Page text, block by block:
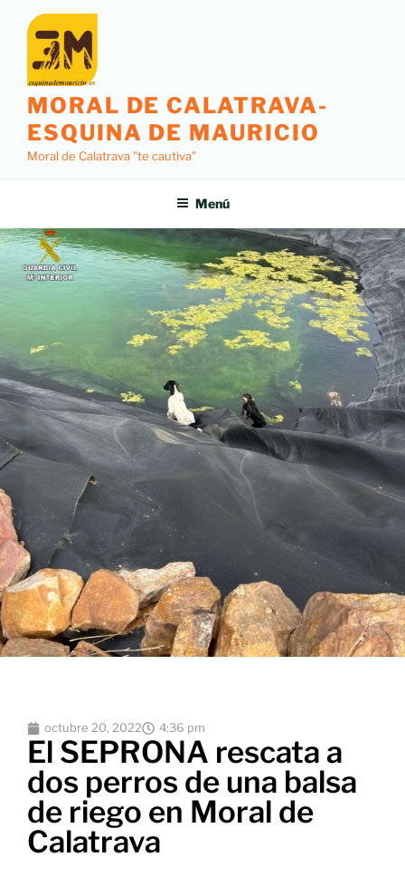
MORAL DE CALATRAVA-
ESQUINA DE MAURICIO
Moral de Calatrava "te cautiva"
Menú
octubre 20, 2022 4:36 pm
El SEPRONA rescata a
dos perros de una balsa
de riego en Moral de
Calatrava